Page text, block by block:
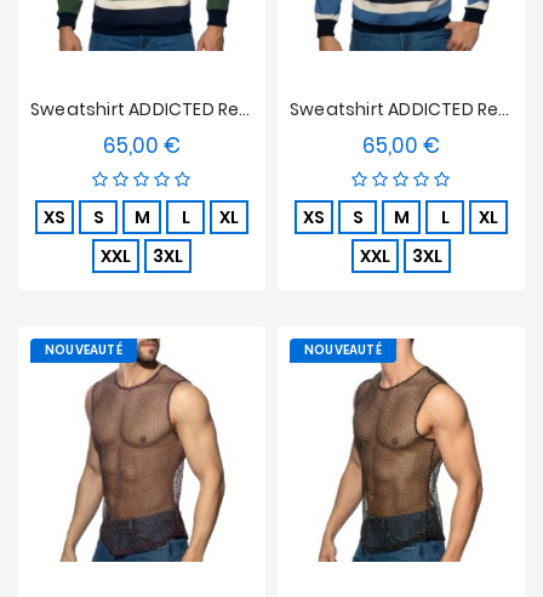
Sweatshirt ADDICTED Retro Stripes - Vert
65,00 €
XS S M L
XL
XXL
3XL
Sweatshirt ADDICTED Retro Stripes - Bleu
65,00 €
XS S M L
XL
XXL
3XL
NOUVEAUTÉ NOUVEAUTÉ